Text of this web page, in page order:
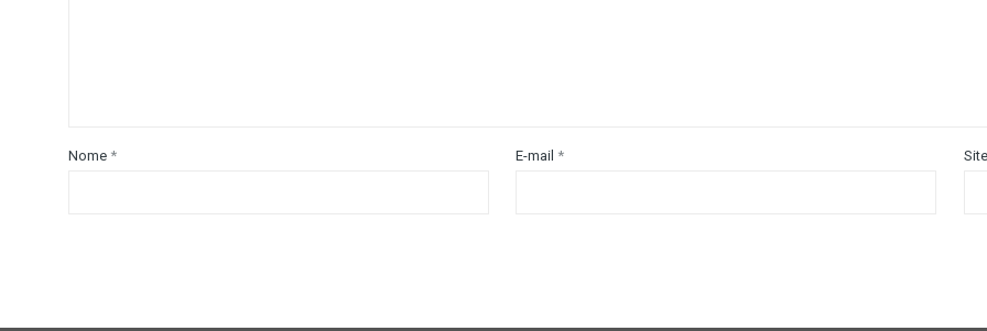
Nome * E-mail * Site